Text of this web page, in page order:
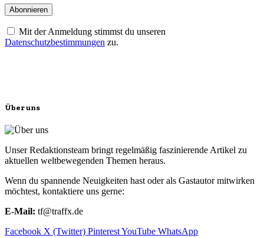
Mit der Anmeldung stimmst du unseren
Datenschutzbestimmungen zu.
Über uns
Unser Redaktionsteam bringt regelmäßig faszinierende Artikel zu
aktuellen weltbewegenden Themen heraus.
Wenn du spannende Neuigkeiten hast oder als Gastautor mitwirken
möchtest, kontaktiere uns gerne:
E-Mail: tf@traffx.de
Facebook X (Twitter) PinterestYouTube WhatsApp